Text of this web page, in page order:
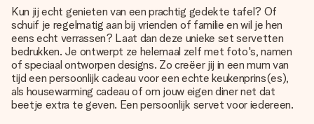
Kun jij echt genieten van een prachtig gedekte tafel? Of
schuif je regelmatig aan bij vrienden of familie en wil je hen
eens echt verrassen? Laat dan deze unieke set servetten
bedrukken. Je ontwerpt ze helemaal zelf met foto's, namen
of speciaal ontworpen designs. Zo creëer jij in een mum van
tijd een persoonlijk cadeau voor een echte keukenprins(es),
als housewarming cadeau of om jouw eigen diner net dat
beetje extra te geven. Een persoonlijk servet voor iedereen.